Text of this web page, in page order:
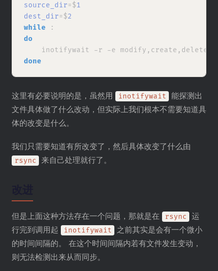
source_dir=$1
dest_dir=$2
while
do
inotifywait -r -e modify,create,delete
done
这里有必要说明的是，虽然用 inotifywait
能探测出
文件具体做了什么改动，但实际上我们根本不需要知道具
体的改变是什么。
我们只需要知道有所改变了，然后具体改变了什么由
rsync 来自己处理就行了。
但是上面这种方法存在一个问题，那就是在 rsync
运
行完到调用起
inotifywait
之前其实是会有一个微小
的时间间隔的。 在这个时间间隔内若有文件发生变动，
则无法检测出来从而同步。